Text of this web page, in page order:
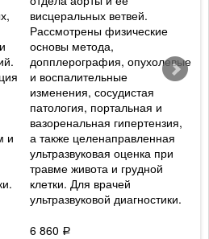
и
висцеральных ветвей.
Рассмотрены физические
основы метода,
допплерография, опухолевые
и воспалительные
изменения, сосудистая
патология, портальная и
вазоренальная гипертензия,
а также целенаправленная
ультразвуковая оценка при
травме живота и грудной
клетки. Для врачей
ультразвуковой диагностики.
6 860 Р